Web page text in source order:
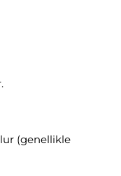
(genellikle